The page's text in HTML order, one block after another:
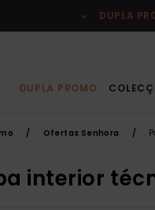
DUPLA
DUPLA PROMO
Ofertas Senhora
interior